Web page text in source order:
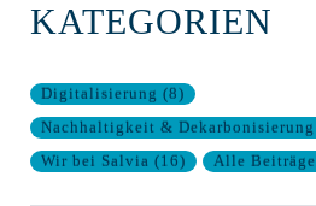
KATEGORIEN
Digitalisierung (8)
Nachhaltigkeit & Dekarbonisierung
Wir bei Salvia (16) Alle Beiträge